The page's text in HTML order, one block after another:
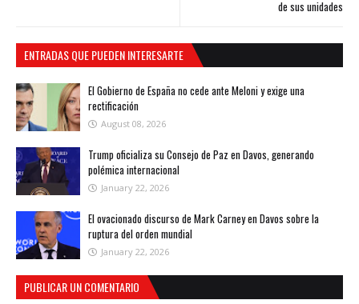
de sus unidades
ENTRADAS QUE PUEDEN INTERESARTE
El Gobierno de España no cede ante Meloni y exige una
rectificación
August 08, 2026
Trump oficializa su Consejo de Paz en Davos, generando
polémica internacional
January 22, 2026
El ovacionado discurso de Mark Carney en Davos sobre la
ruptura del orden mundial
January 22, 2026
PUBLICAR UN COMENTARIO